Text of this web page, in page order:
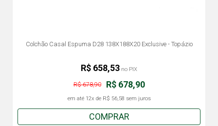
Colchão Casal Espuma D28 138X188X20 Exclusive - Topázio
R$ 678,90
R$ 678,90
em até 12x de R$ 56,58 sem juros
R$ 658,53 no PIX
COMPRAR